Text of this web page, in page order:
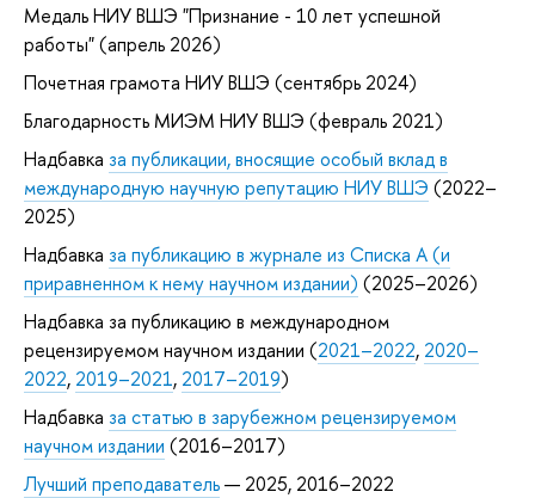
Медаль НИУ ВШЭ "Признание - 10 лет успешной
работы" (апрель 2026)
Почетная грамота НИУ ВШЭ (сентябрь 2024)
Благодарность МИЭМ НИУ ВШЭ (февраль 2021)
Надбавка за публикации, вносящие особый вклад в
международную научную репутацию НИУ ВШЭ (2022–
2025)
Надбавка за публикацию в журнале из Списка А (и
приравненном к нему научном издании) (2025–2026)
Надбавка за публикацию в международном
рецензируемом научном издании (2021–2022, 2020–
2022, 2019–2021, 2017–2019)
Надбавка за статью в зарубежном рецензируемом
научном издании (2016–2017)
Лучший преподаватель— 2025, 2016–2022